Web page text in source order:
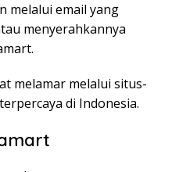
melalui email yang
menyerahkannya
melamar melalui situs-
di Indonesia.